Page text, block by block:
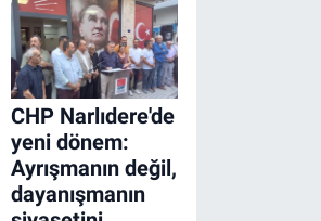
CHP Narlıdere'de
yeni dönem:
Ayrışmanın değil,
dayanışmanın